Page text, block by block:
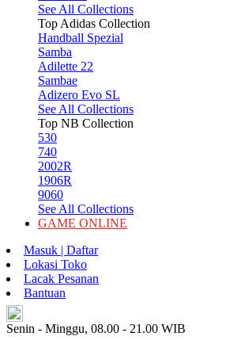
See All Collections
Top Adidas Collection
Handball Spezial
Samba
Adilette 22
Sambae
Adizero Evo SL
See All Collections
Top NB Collection
530
740
2002R
1906R
9060
See All Collections
GAME ONLINE
Masuk | Daftar
Lokasi Toko
Lacak Pesanan
Bantuan
Senin - Minggu, 08.00 - 21.00 WIB